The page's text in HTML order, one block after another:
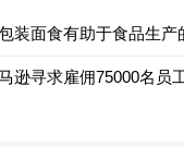
装面食有助于食品生产
逊寻求雇佣75000名员